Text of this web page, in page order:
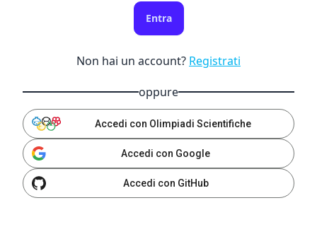
Entra
Non hai un account? Registrati
oppure
Accedi con Olimpiadi Scientifiche
Accedi con Google
Accedi con GitHub